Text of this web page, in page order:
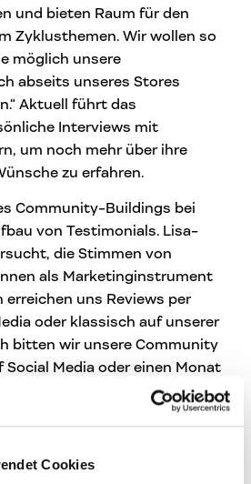
Cookies
und bieten Raum für den
Zyklusthemen. Wir wollen so
möglich unsere
abseits unseres Stores
Aktuell führt das
Interviews mit
um noch mehr über ihre
zu erfahren.
Community-Buildings bei
von Testimonials. Lisa-
die Stimmen von
als Marketinginstrument
erreichen uns Reviews per
oder klassisch auf unserer
bitten wir unsere Community
Media oder einen Monat
Marketing, uns eine Review
dazulassen.“ So
femitale mittlerweile mehr als